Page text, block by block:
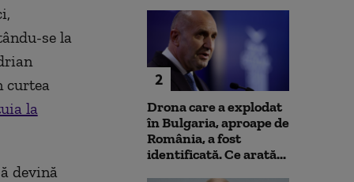
se la
curtea
la
devină
2
Drona care a explodat
în Bulgaria, aproape de
România, a fost
identificată. Ce arată...